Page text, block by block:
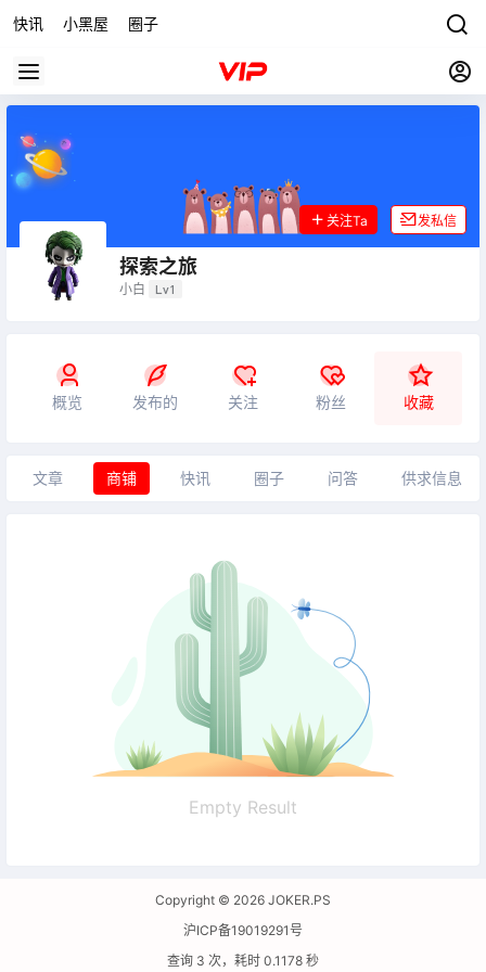
快讯 小黑屋 圈子
探索之旅
小白 Lv1
关注Ta 发私信
概览 发布的 关注 粉丝 收藏
文章 商铺 快讯 圈子 问答 供求信息
Empty Result
Copyright © 2026 JOKER.PS
沪ICP备19019291号
查询 3 次，耗时 0.1178 秒